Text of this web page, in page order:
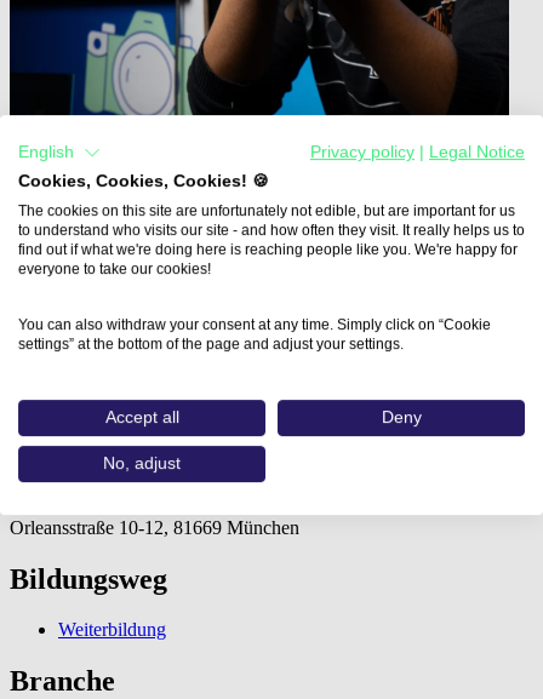
Home
Weiterbildung zum/zur Social Media…
Media Manager/-in IHK
IHK Akademie München
Orleansstraße 10-12, 81669 München
Bildungsweg
Weiterbildung
Branche
English Privacy policy
Legal Notice
Cookies, Cookies, Cookies! 🍪
The cookies on this site are unfortunately not edible, but are important for us
to understand who visits our site - and how often they visit. It really helps us to
find out if what we're doing here is reaching people like you. We're happy for
everyone to take our cookies!
You can also withdraw your consent at any time. Simply click on “Cookie
settings” at the bottom of the page and adjust your settings.
Accept all Deny
No, adjust